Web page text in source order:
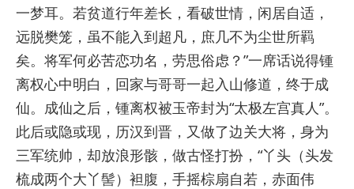
一梦耳。若贫道行年差长，看破世情，闲居自适，
远脱樊笼，虽不能入到超凡，庶几不为尘世所羁
矣。将军何必苦恋功名，劳思俗虑？”一席话说得锺
离权心中明白，回家与哥哥一起入山修道，终于成
仙。成仙之后，锺离权被玉帝封为“太极左宫真人”。
此后或隐或现，历汉到晋，又做了边关大将，身为
三军统帅，却放浪形骸，做古怪打扮，“丫头（头发
梳成两个大丫髻）袒腹，手摇棕扇自若，赤面伟